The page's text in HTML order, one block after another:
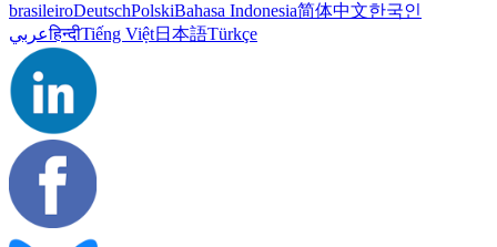
brasileiroDeutschPolskiBahasa Indonesia简体中文한국인
عربيहिन्दीTiếng Việt日本語Türkçe